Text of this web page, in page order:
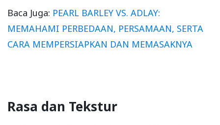
Baca Juga: PEARL BARLEY VS. ADLAY:
MEMAHAMI PERBEDAAN, PERSAMAAN, SERTA
CARA MEMPERSIAPKAN DAN MEMASAKNYA
Rasa dan Tekstur